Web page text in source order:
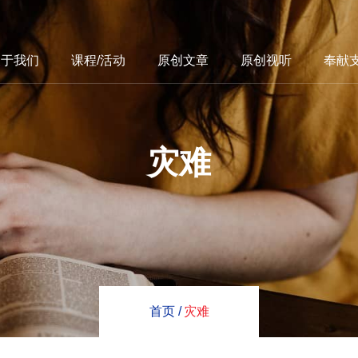
我们 课程/活动 原创文章 原创视听 奉献
灾难
首页 / 灾难